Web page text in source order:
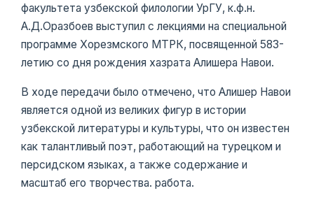
факультета узбекской филологии УрГУ, к.ф.н.
А.Д.Оразбоев выступил с лекциями на специальной
программе Хорезмского МТРК, посвященной 583-
летию со дня рождения хазрата Алишера Навои.
В ходе передачи было отмечено, что Алишер Навои
является одной из великих фигур в истории
узбекской литературы и культуры, что он известен
как талантливый поэт, работающий на турецком и
персидском языках, а также содержание и
масштаб его творчества. работа.